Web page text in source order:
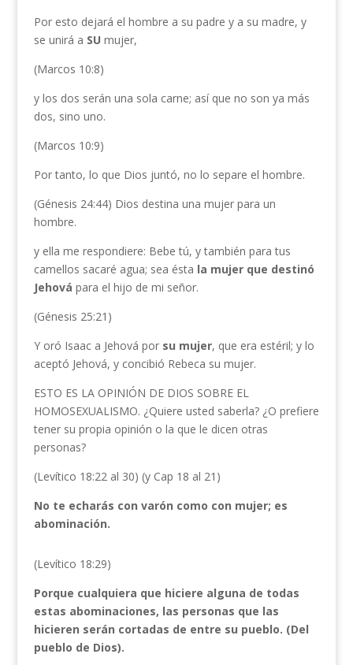
Por esto dejará el hombre a su padre y a su madre, y
se unirá a SU mujer,
(Marcos 10:8)
y los dos serán una sola carne; así que no son ya más
dos, sino uno.
(Marcos 10:9)
Por tanto, lo que Dios juntó, no lo separe el hombre.
(Génesis 24:44) Dios destina una mujer para un
hombre.
y ella me respondiere: Bebe tú, y también para tus
camellos sacaré agua; sea ésta la mujer que destinó
Jehová para el hijo de mi señor.
(Génesis 25:21)
Y oró Isaac a Jehová por su mujer, que era estéril; y lo
aceptó Jehová, y concibió Rebeca su mujer.
ESTO ES LA OPINIÓN DE DIOS SOBRE EL
HOMOSEXUALISMO. ¿Quiere usted saberla? ¿O prefiere
tener su propia opinión o la que le dicen otras
personas?
(Levítico 18:22 al 30) (y Cap 18 al 21)
No te echarás con varón como con mujer; es
abominación.
(Levítico 18:29)
Porque cualquiera que hiciere alguna de todas
estas abominaciones, las personas que las
hicieren serán cortadas de entre su pueblo. (Del
pueblo de Dios).